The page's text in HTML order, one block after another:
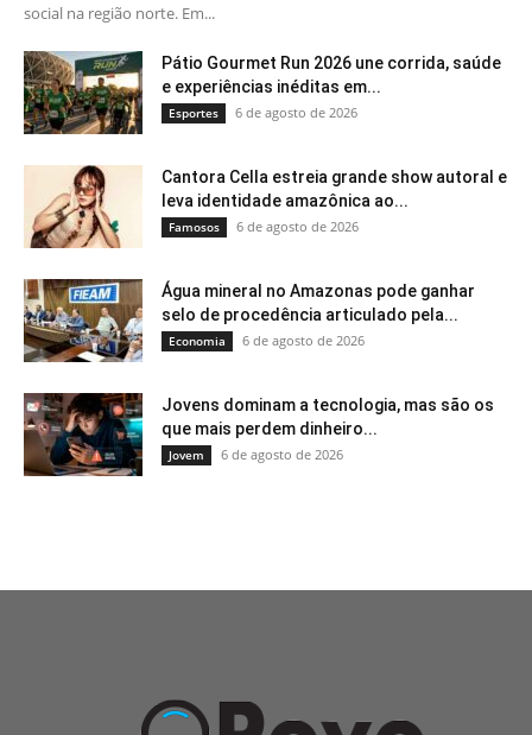
social na região norte. Em...
Pátio Gourmet Run 2026 une corrida, saúde
e experiências inéditas em...
Esportes 6 de agosto de 2026
Cantora Cella estreia grande show autoral e
leva identidade amazônica ao...
Famosos 6 de agosto de 2026
Água mineral no Amazonas pode ganhar
selo de procedência articulado pela...
Economia 6 de agosto de 2026
Jovens dominam a tecnologia, mas são os
que mais perdem dinheiro...
Jovem 6 de agosto de 2026